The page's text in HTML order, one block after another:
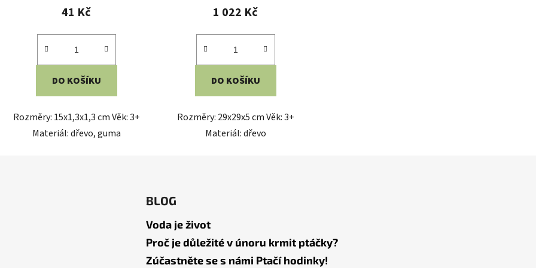
41 Kč
DO KOŠÍKU
Rozměry: 15x1,3x1,3 cm Věk: 3+
Materiál: dřevo, guma
1 022 Kč
DO KOŠÍKU
Rozměry: 29x29x5 cm Věk: 3+
Materiál: dřevo
BLOG
Voda je život
Proč je důležité v únoru krmit ptáčky?
Zúčastněte se s námi Ptačí hodinky!